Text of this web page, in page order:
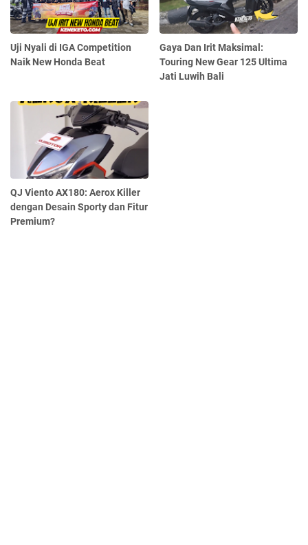
Uji Nyali di IGA Competition
Naik New Honda Beat
Gaya Dan Irit Maksimal:
Touring New Gear 125 Ultima
Jati Luwih Bali
QJ Viento AX180: Aerox Killer
dengan Desain Sporty dan Fitur
Premium?